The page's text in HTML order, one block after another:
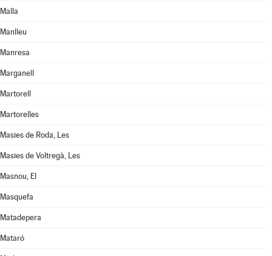
Malla
Manlleu
Manresa
Marganell
Martorell
Martorelles
Masies de Roda, Les
Masies de Voltregà, Les
Masnou, El
Masquefa
Matadepera
Mataró